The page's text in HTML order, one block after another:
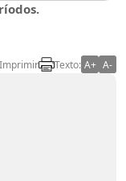
Imprimir Texto: A+ A-